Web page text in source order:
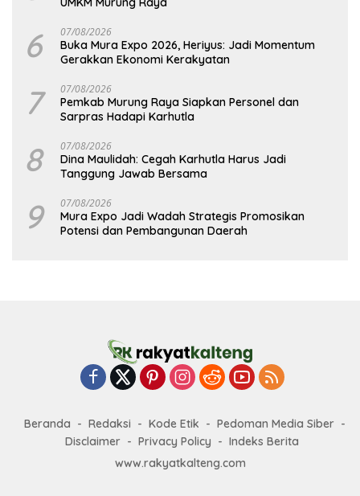
6 07/08/2026
Buka Mura Expo 2026, Heriyus: Jadi Momentum
Gerakkan Ekonomi Kerakyatan
7 07/08/2026
Pemkab Murung Raya Siapkan Personel dan
Sarpras Hadapi Karhutla
8 07/08/2026
Dina Maulidah: Cegah Karhutla Harus Jadi
Tanggung Jawab Bersama
9 07/08/2026
Mura Expo Jadi Wadah Strategis Promosikan
Potensi dan Pembangunan Daerah
Beranda Redaksi Kode Etik
Pedoman Media Siber
Disclaimer
Privacy Policy
Indeks Berita
www.rakyatkalteng.com